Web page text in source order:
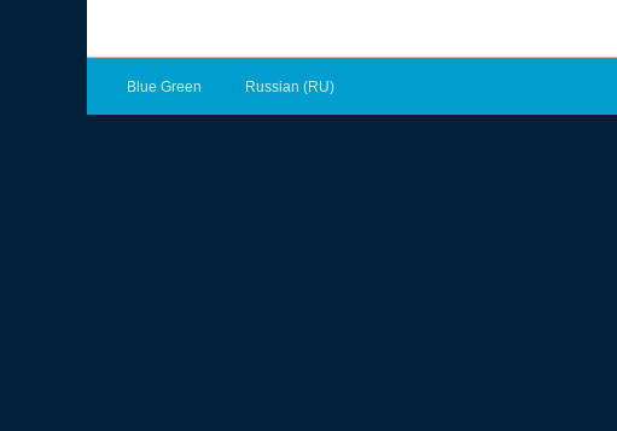
Blue Green Russian (RU)